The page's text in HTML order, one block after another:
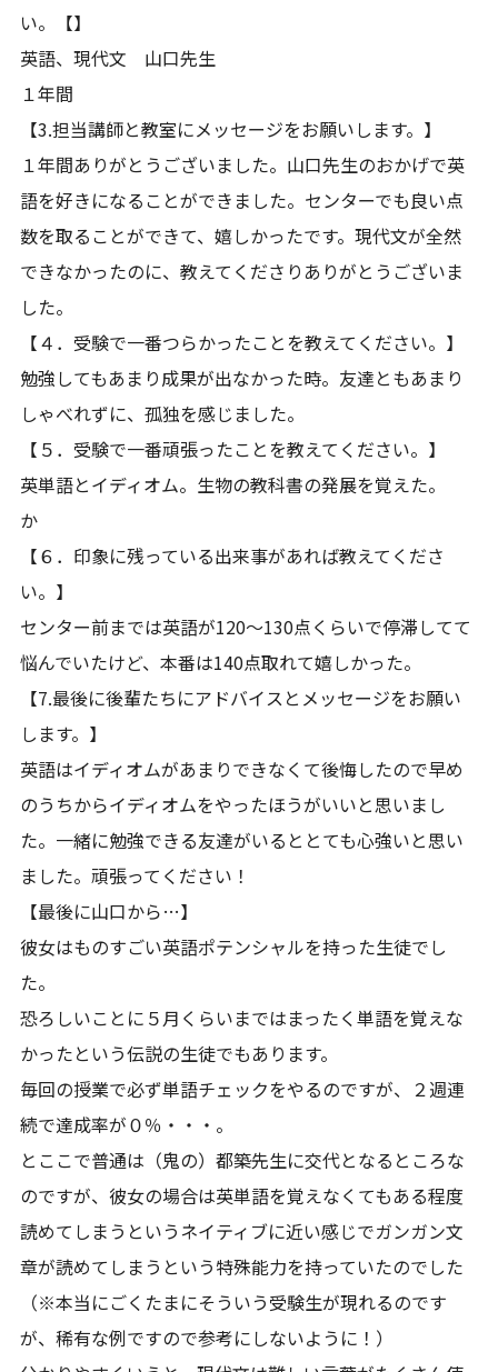
い。【】
英語、現代文 山口先生
１年間
【3.担当講師と教室にメッセージをお願いします。】
１年間ありがとうございました。山口先生のおかげで英
語を好きになることができました。センターでも良い点
数を取ることができて、嬉しかったです。現代文が全然
できなかったのに、教えてくださりありがとうございま
した。
【４．受験で一番つらかったことを教えてください。】
勉強してもあまり成果が出なかった時。友達ともあまり
しゃべれずに、孤独を感じました。
【５．受験で一番頑張ったことを教えてください。】
英単語とイディオム。生物の教科書の発展を覚えた。
か
【６．印象に残っている出来事があれば教えてくださ
い。】
センター前までは英語が120～130点くらいで停滞してて
悩んでいたけど、本番は140点取れて嬉しかった。
【7.最後に後輩たちにアドバイスとメッセージをお願い
します。】
英語はイディオムがあまりできなくて後悔したので早め
のうちからイディオムをやったほうがいいと思いまし
た。一緒に勉強できる友達がいるととても心強いと思い
ました。頑張ってください！
【最後に山口から…】
彼女はものすごい英語ポテンシャルを持った生徒でし
た。
恐ろしいことに５月くらいまではまったく単語を覚えな
かったという伝説の生徒でもあります。
毎回の授業で必ず単語チェックをやるのですが、２週連
続で達成率が０％・・・。
とここで普通は（鬼の）都築先生に交代となるところな
のですが、彼女の場合は英単語を覚えなくてもある程度
読めてしまうというネイティブに近い感じでガンガン文
章が読めてしまうという特殊能力を持っていたのでした
（※本当にごくたまにそういう受験生が現れるのです
が、稀有な例ですので参考にしないように！）